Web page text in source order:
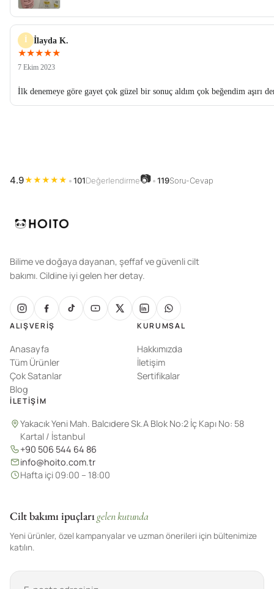
İ İlayda K.
★★★★★
7 Ekim 2023
İlk denemeye göre gayet çok güzel bir sonuç aldım çok beğendim aşırı
4.9★★★★★ •101Değerlendirme📷•119Soru-Cevap
Cilt bakımı ipuçlarıgelen kutunda
Yeni ürünler, özel kampanyalar ve uzman önerileri için bültenimize
katılın.
Bilime ve doğaya dayanan, şeffaf ve güvenli cilt
bakımı. Cildine iyi gelen her detay.
ALIŞVERIŞ
Anasayfa
Tüm Ürünler
Çok Satanlar
Blog
KURUMSAL
Hakkımızda
İletişim
Sertifikalar
İLETIŞIM
Yakacık Yeni Mah. Balcıdere Sk.A Blok No:2 İç Kapı No: 58
Kartal / İstanbul
+90 506 544 64 86
info@hoito.com.tr
Hafta içi 09:00 – 18:00